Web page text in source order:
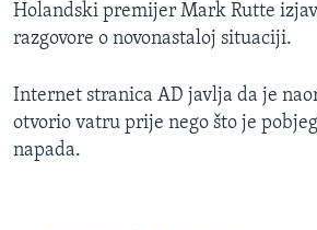
Holandski premijer Mark Rutte
razgovore o novonastaloj situaciji.
Internet stranica AD javlja da je
otvorio vatru prije nego što je
napada.